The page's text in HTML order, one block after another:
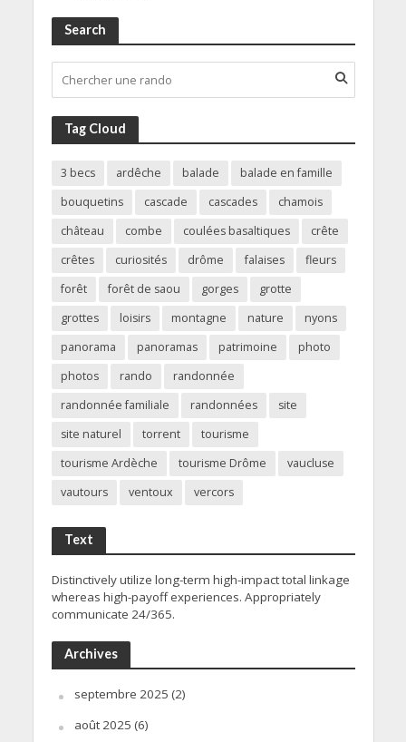
Search
Tag Cloud
3 becs ardêche balade
balade en famille
bouquetins
cascade cascades
chamois
château
combe coulées basaltiques
crête
crêtes
curiosités drôme falaises
fleurs
forêt
forêt de saou gorges
grotte
grottes
loisirs montagne nature
nyons
panorama
panoramas patrimoine
photo
photos
rando
randonnée
randonnée familiale
randonnées
site
site naturel
torrent
tourisme
tourisme Ardèche
tourisme Drôme
vaucluse
vautours
ventoux vercors
Text
Distinctively utilize long-term high-impact total linkage
whereas high-payoff experiences. Appropriately
communicate 24/365.
Archives
septembre 2025 (2)
août 2025 (6)